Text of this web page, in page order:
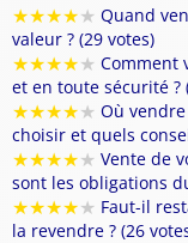
★★★★★ Quand
valeur ? (29 votes)
★★★★★ Comment
et en toute sécurité ?
★★★★★ Où
choisir et quels
★★★★★ Vente de
sont les obligations
★★★★★ Faut-il
la revendre ? (26